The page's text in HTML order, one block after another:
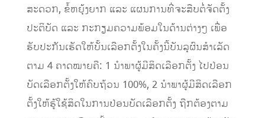
ສະດວກ, ຂໍ້ຫຍຸ້ງຍາກ ແລະ ແຜນການທີ່ຈະສືບຕໍ່ຈັດຕັ້ງ
ປະຕິບັດ ແລະ ກະກຽມຄວາມພ້ອມໃນດ້ານຕ່າງໆ ເພື່ອ
ຮັບປະກັນເຮັດໃຫ້ບັ້ນເລືອກຕັ້ງໃນຄັ້ງນີ້ບັນລຸຜົນສໍາເລັດ
ຕາມ 4 ຄາດໝາຍຄື: 1 ນໍາພາຜູ້ມີສິດເລືອກຕັ້ງ ໄປປ່ອນ
ບັດເລືອກຕັ້ງໃຫ້ຄົບຖ້ວນ 100%, 2 ນໍາພາຜູ້ມີສິດເລືອກ
ຕັ້ງໃຫ້ຮູ້ໃຊ້ສິດໃນການປ່ອນບັດເລືອກຕັ້ງ ຖືກຕ້ອງຕາມ